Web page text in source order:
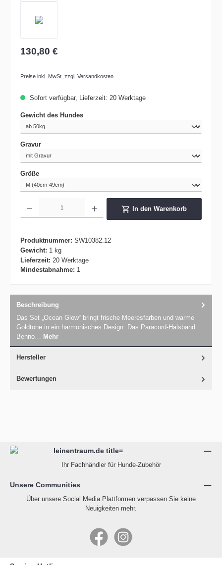
130,80 €
Preise inkl. MwSt. zzgl. Versandkosten
Sofort verfügbar, Lieferzeit: 20 Werktage
Gewicht des Hundesauswählen
Gravurauswählen
Größeauswählen
In den Warenkorb
Produktnummer: SW10382.12
Gewicht: 1 kg
Lieferzeit: 20 Werktage
Mindestabnahme: 1
Beschreibung
Das Set „Ocean Glow“ bringt frische Meeresfarben und warme
Goldtöne in ein harmonisches Design. Das Paracord-Halsband
Benno… Mehr
Hersteller
Bewertungen
Ihr Fachhändler für Hunde-Zubehör
Unsere Communities
Über unsere Social Media Plattformen verpassen Sie keine
Neuigkeiten mehr.
FacebookInstagram